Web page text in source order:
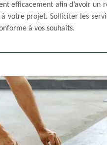
efficacement afin d’avoir
votre projet. Solliciter les
à vos souhaits.